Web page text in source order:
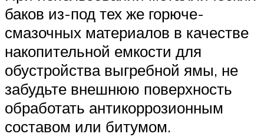
баков из-под тех же горюче-
смазочных материалов в качестве
накопительной емкости для
обустройства выгребной ямы, не
забудьте внешнюю поверхность
обработать антикоррозионным
составом или битумом.